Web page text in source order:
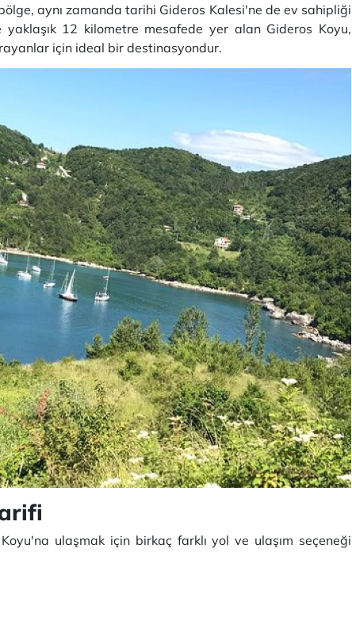
aynı zamanda tarihi Gideros Kalesi'ne de ev sahipliği
yaklaşık 12 kilometre mesafede yer alan Gideros Koyu,
için ideal bir destinasyondur.
ulaşmak için birkaç farklı yol ve ulaşım seçeneği